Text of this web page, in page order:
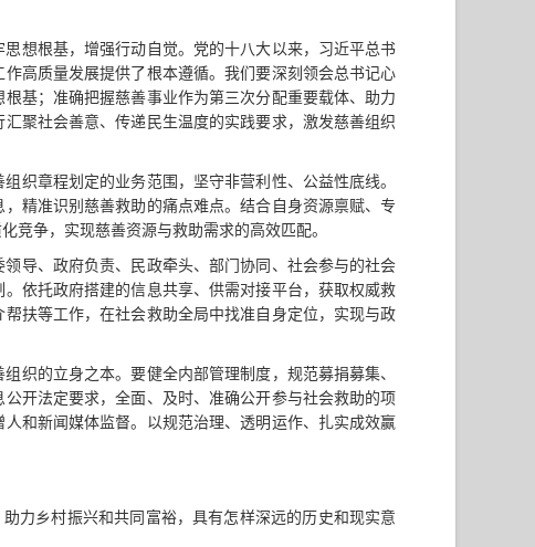
想根基，增强行动自觉。党的十八大以来，习近平总书
高质量发展提供了根本遵循。我们要深刻领会总书记心
基；准确把握慈善事业作为第三次分配重要载体、助力
聚社会善意、传递民生温度的实践要求，激发慈善组织
织章程划定的业务范围，坚守非营利性、公益性底线。
精准识别慈善救助的痛点难点。结合自身资源禀赋、专
竞争，实现慈善资源与救助需求的高效匹配。
导、政府负责、民政牵头、部门协同、社会参与的社会
依托政府搭建的信息共享、供需对接平台，获取权威救
扶等工作，在社会救助全局中找准自身定位，实现与政
织的立身之本。要健全内部管理制度，规范募捐募集、
开法定要求，全面、及时、准确公开参与社会救助的项
和新闻媒体监督。以规范治理、透明运作、扎实成效赢
力乡村振兴和共同富裕，具有怎样深远的历史和现实意